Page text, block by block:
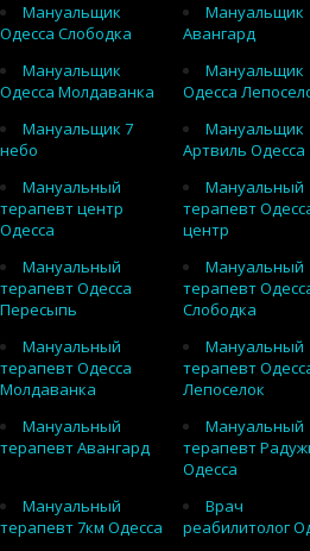
Мануальщик
Одесса Слободка
Мануальщик
Авангард
Мануальщик
Одесса Молдаванка
Мануальщик
Одесса
Мануальщик 7
небо
Мануальщик
Артвиль Одесса
Мануальный
терапевт центр
Одесса
Мануальный
терапевт
центр
Мануальный
терапевт Одесса
Пересыпь
Мануальный
терапевт
Слободка
Мануальный
терапевт Одесса
Молдаванка
Мануальный
терапевт
Лепоселок
Мануальный
терапевт Авангард
Мануальный
терапевт
Одесса
Мануальный
терапевт 7км Одесса
Врач
реабилитолог